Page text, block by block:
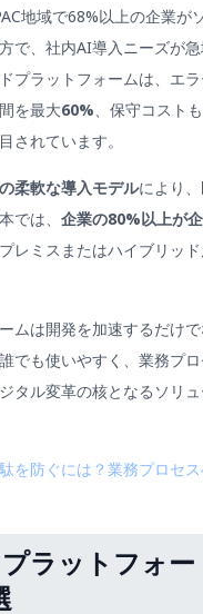
地域で68%以上の企業が
で、社内AI導入ニーズが
プラットフォームは、エ
を最大60% 、保守コストも
されています。
柔軟な導入モデルにより
では、 企業の80%以上が企
レミスまたはハイブリッ
ムは開発を加速するだけ
でも使いやすく、業務プ
タル変革の核となるソリ
を防ぐには？業務プロセ
ラットフォー